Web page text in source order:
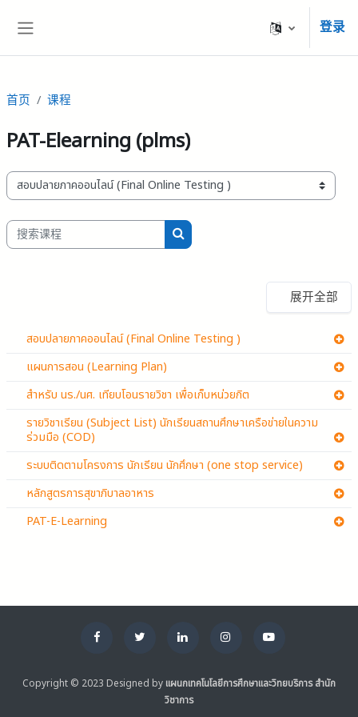
登录
首页 课程
PAT-Elearning (plms)
课程类别
搜索课程
搜索课程
展开全部
สอบปลายภาคออนไลน์ (Final Online Testing )
แผนการสอน (Learning Plan)
สำหรับ นร./นศ. เทียบโอนรายวิชา เพื่อเก็บหน่วยกิต
รายวิชาเรียน (Subject List) นักเรียนสถานศึกษาเครือข่ายในความ
ร่วมมือ (COD)
ระบบติดตามโครงการ นักเรียน นักศึกษา (one stop service)
หลักสูตรการสุขาภิบาลอาหาร
PAT-E-Learning
Copyright © 2023 Designed by แผนกเทคโนโลยีการศึกษาและวิทยบริการ สำนัก
วิชาการ